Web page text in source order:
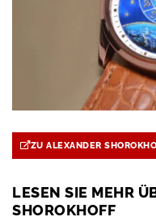
ZU ALEXANDER
LESEN SIE MEHR
SHOROKHOFF